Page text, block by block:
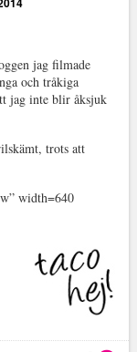
jag filmade
och tråkiga
jag inte blir åksjuk
trots att
width=640